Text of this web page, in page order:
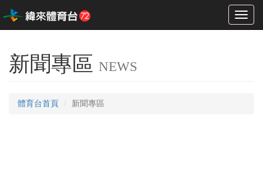
Toggle
新聞專區 NEWS
體育台首頁 新聞專區